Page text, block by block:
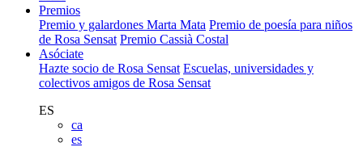
Premios
Premio y galardones Marta Mata Premio de poesía para niños
de Rosa Sensat Premio Cassià Costal
Asóciate
Hazte socio de Rosa Sensat Escuelas, universidades y
colectivos amigos de Rosa Sensat
ES
ca
es